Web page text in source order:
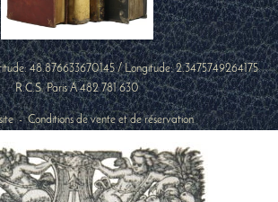
48.876633670145/ Longitude:2.3475749264175
R.C.S. Paris A 482 781 630
-Conditions de vente et de réservation